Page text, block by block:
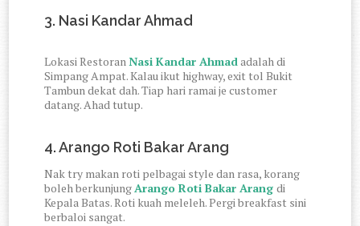
3. Nasi Kandar Ahmad
Lokasi RestoranNasi Kandar Ahmadadalah di
Simpang Ampat. Kalau ikut highway, exit tol Bukit
Tambun dekat dah. Tiap hari ramai je customer
datang. Ahad tutup.
4. Arango Roti Bakar Arang
Nak try makan roti pelbagai style dan rasa, korang
boleh berkunjungArango Roti Bakar Arangdi
Kepala Batas. Roti kuah meleleh. Pergi breakfast sini
berbaloi sangat.